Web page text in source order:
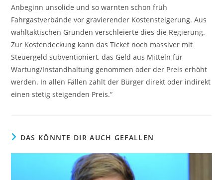
Anbeginn unsolide und so warnten schon früh
Fahrgastverbände vor gravierender Kostensteigerung. Aus
wahltaktischen Gründen verschleierte dies die Regierung.
Zur Kostendeckung kann das Ticket noch massiver mit
Steuergeld subventioniert, das Geld aus Mitteln für
Wartung/Instandhaltung genommen oder der Preis erhöht
werden. In allen Fällen zahlt der Bürger direkt oder indirekt
einen stetig steigenden Preis.“
DAS KÖNNTE DIR AUCH GEFALLEN